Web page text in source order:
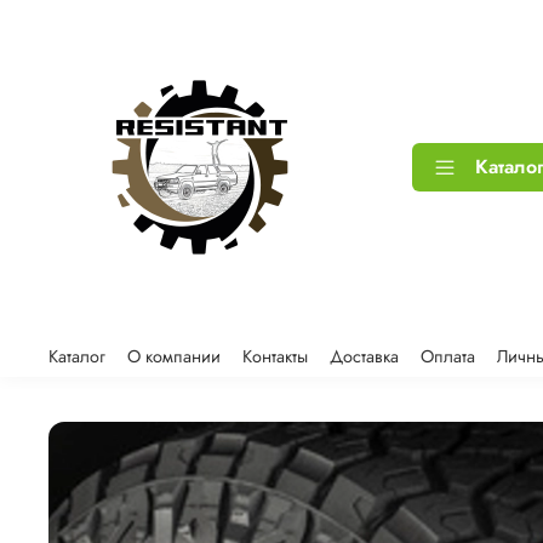
Каталог
Каталог О компании Контакты Доставка Оплата